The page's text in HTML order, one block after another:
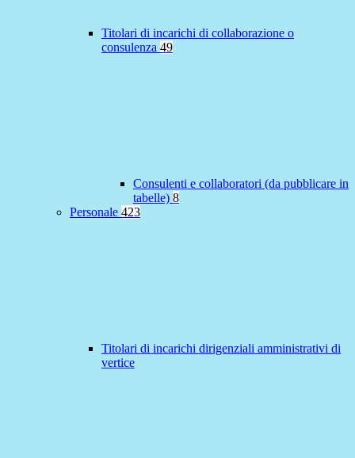
Titolari di incarichi di collaborazione o
consulenza 49
Consulenti e collaboratori (da pubblicare in
tabelle) 8
Personale 423
Titolari di incarichi dirigenziali amministrativi di
vertice